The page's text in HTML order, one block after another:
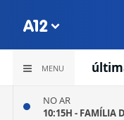
MENU
NO AR
10:15H - FAMÍLIA